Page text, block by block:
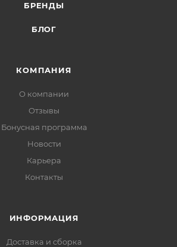
БРЕНДЫ
БЛОГ
КОМПАНИЯ
О компании
Отзывы
Бонусная программа
Новости
Карьера
Контакты
ИНФОРМАЦИЯ
Доставка и сборка